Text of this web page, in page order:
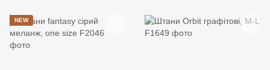
NEW